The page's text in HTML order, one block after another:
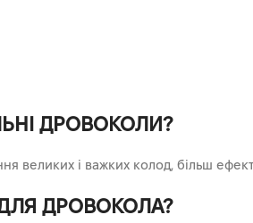
ДРОВОКОЛИ?
великих і важких колод, більш
ДРОВОКОЛА?